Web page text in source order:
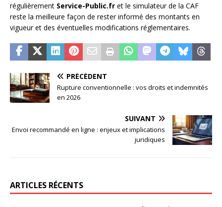
régulièrement Service-Public.fr et le simulateur de la CAF
reste la meilleure façon de rester informé des montants en
vigueur et des éventuelles modifications réglementaires.
PRÉCÉDENT
Rupture conventionnelle : vos droits et indemnités
en 2026
SUIVANT
Envoi recommandé en ligne : enjeux et implications
juridiques
ARTICLES RÉCENTS